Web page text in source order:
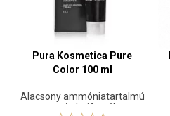
Pura Kosmetica Pure
Color 100 ml
Alacsony ammóniatartalmú
tartós hajfesték